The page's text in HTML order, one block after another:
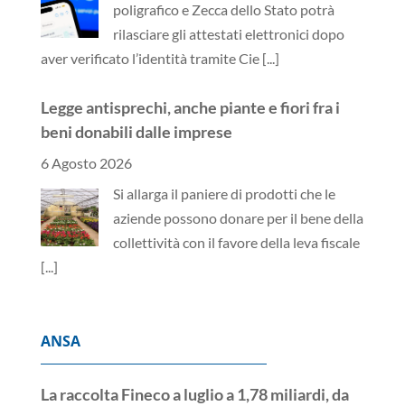
poligrafico e Zecca dello Stato potrà
rilasciare gli attestati elettronici dopo
aver verificato l’identità tramite Cie [...]
Legge antisprechi, anche piante e fiori fra i
beni donabili dalle imprese
6 Agosto 2026
Si allarga il paniere di prodotti che le
aziende possono donare per il bene della
collettività con il favore della leva fiscale
[...]
ANSA
La raccolta Fineco a luglio a 1,78 miliardi, da